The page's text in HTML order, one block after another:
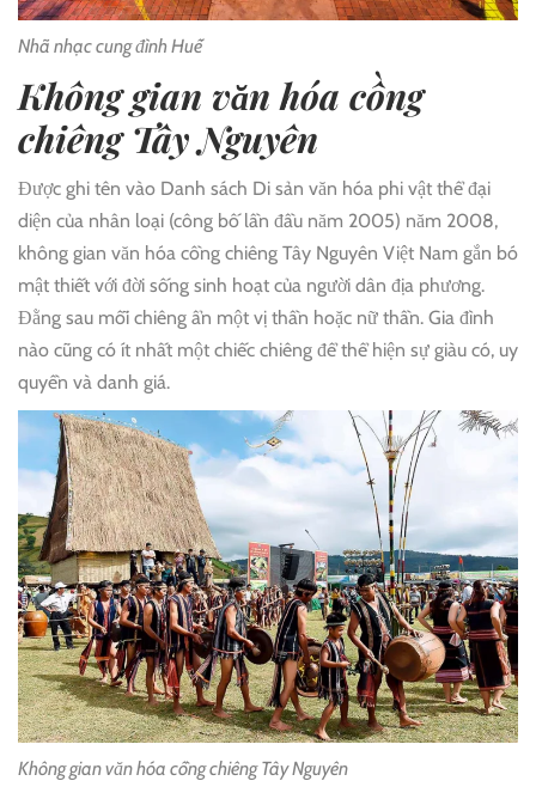
Nhã nhạc cung đình Huế
Không gian văn hóa cồng
chiêng Tây Nguyên
Được ghi tên vào Danh sách Di sản văn hóa phi vật thể đại
diện của nhân loại (công bố lần đầu năm 2005) năm 2008,
không gian văn hóa cồng chiêng Tây Nguyên Việt Nam gắn bó
mật thiết với đời sống sinh hoạt của người dân địa phương.
Đằng sau mỗi chiêng ẩn một vị thần hoặc nữ thần. Gia đình
nào cũng có ít nhất một chiếc chiêng để thể hiện sự giàu có, uy
quyền và danh giá.
Không gian văn hóa cồng chiêng Tây Nguyên